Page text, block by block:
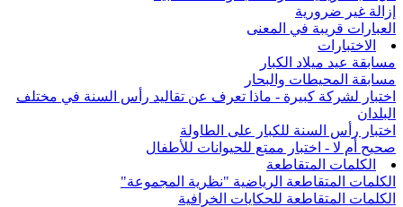
إزالة غير ضرورية
العبارات قريبة في المعنى
الاختبارات
مسابقة عيد ميلاد الكبار
مسابقة المحيطات والبحار
اختبار لشركة كبيرة - ماذا تعرف عن تقاليد رأس السنة في مختلف
البلدان
اختبار رأس السنة للكبار على الطاولة
صحيح أم لا - اختبار ممتع للحيوانات للأطفال
الكلمات المتقاطعة
الكلمات المتقاطعة الرياضية "نظرية المجموعة"
الكلمات المتقاطعة للحكايات الخرافية